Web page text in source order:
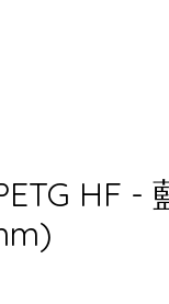
HF -